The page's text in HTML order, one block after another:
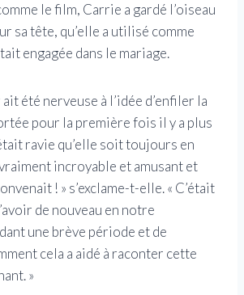
le film, Carrie a gardé l’oiseau
sa tête, qu’elle a utilisé comme
engagée dans le mariage.
été nerveuse à l’idée d’enfiler la
pour la première fois il y a plus
ravie qu’elle soit toujours en
incroyable et amusant et
! » s’exclame-t-elle. « C’était
de nouveau en notre
une brève période et de
cela a aidé à raconter cette
»